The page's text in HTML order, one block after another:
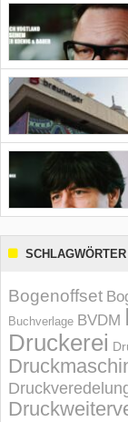
SCHLAGWÖRTER
Bogenoffset
Buchverlage BVDM
Druckerei